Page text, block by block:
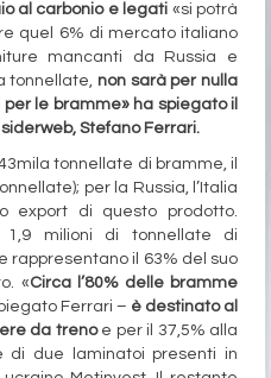
al carbonio e legati «si potrà
quel 6% di mercato italiano
mancanti da Russia e
tonnellate, non sarà per nulla
le bramme» ha spiegato il
Stefano Ferrari.
tonnellate di bramme, il
per la Russia, l’Italia
export di questo prodotto.
1,9 milioni di tonnellate di
rappresentano il 63% del suo
«Circa l’80% delle bramme
Ferrari – è destinato al
da trenoe per il 37,5% alla
di due laminatoi presenti in